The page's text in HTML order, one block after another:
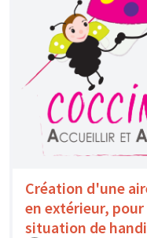
Création d'une
en extérieur,
situation de